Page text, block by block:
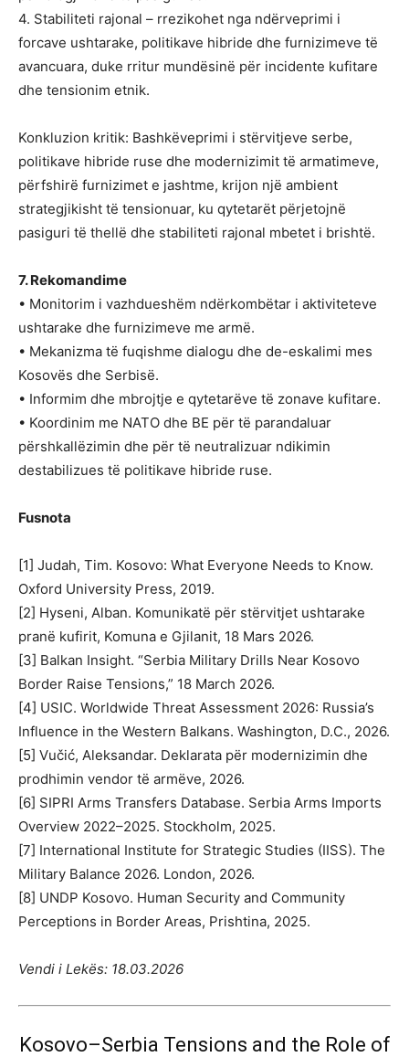
4. Stabiliteti rajonal – rrezikohet nga ndërveprimi i
forcave ushtarake, politikave hibride dhe furnizimeve të
avancuara, duke rritur mundësinë për incidente kufitare
dhe tensionim etnik.
Konkluzion kritik: Bashkëveprimi i stërvitjeve serbe,
politikave hibride ruse dhe modernizimit të armatimeve,
përfshirë furnizimet e jashtme, krijon një ambient
strategjikisht të tensionuar, ku qytetarët përjetojnë
pasiguri të thellë dhe stabiliteti rajonal mbetet i brishtë.
7. Rekomandime
• Monitorim i vazhdueshëm ndërkombëtar i aktiviteteve
ushtarake dhe furnizimeve me armë.
• Mekanizma të fuqishme dialogu dhe de-eskalimi mes
Kosovës dhe Serbisë.
• Informim dhe mbrojtje e qytetarëve të zonave kufitare.
• Koordinim me NATO dhe BE për të parandaluar
përshkallëzimin dhe për të neutralizuar ndikimin
destabilizues të politikave hibride ruse.
Fusnota
[1] Judah, Tim. Kosovo: What Everyone Needs to Know.
Oxford University Press, 2019.
[2] Hyseni, Alban. Komunikatë për stërvitjet ushtarake
pranë kufirit, Komuna e Gjilanit, 18 Mars 2026.
[3] Balkan Insight. “Serbia Military Drills Near Kosovo
Border Raise Tensions,” 18 March 2026.
[4] USIC. Worldwide Threat Assessment 2026: Russia’s
Influence in the Western Balkans. Washington, D.C., 2026.
[5] Vučić, Aleksandar. Deklarata për modernizimin dhe
prodhimin vendor të armëve, 2026.
[6] SIPRI Arms Transfers Database. Serbia Arms Imports
Overview 2022–2025. Stockholm, 2025.
[7] International Institute for Strategic Studies (IISS). The
Military Balance 2026. London, 2026.
[8] UNDP Kosovo. Human Security and Community
Perceptions in Border Areas, Prishtina, 2025.
Vendi i Lekës: 18.03.2026
Kosovo–Serbia Tensions and the Role of